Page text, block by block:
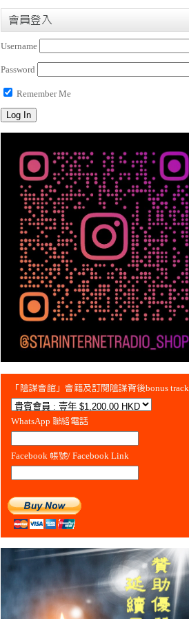
會員登入
Username
Password
Remember Me
「陰謀會館」會籍及訂閱陰謀背後bonus track
WhatsApp 聯絡電話
Facebook 帳號/ Facebook Link